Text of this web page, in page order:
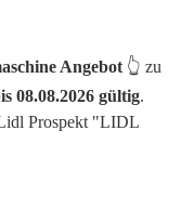
Angebot 👆 zu
08.08.2026 gültig.
Prospekt "LIDL